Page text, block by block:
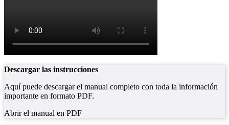
Descargar las instrucciones
Aquí puede descargar el manual completo con toda la información
importante en formato PDF.
Abrir el manual en PDF